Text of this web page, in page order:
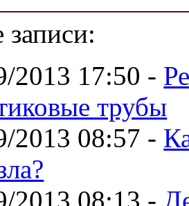
2013 17:50 -
трубы
2013 08:57 -
2013 08:13 -